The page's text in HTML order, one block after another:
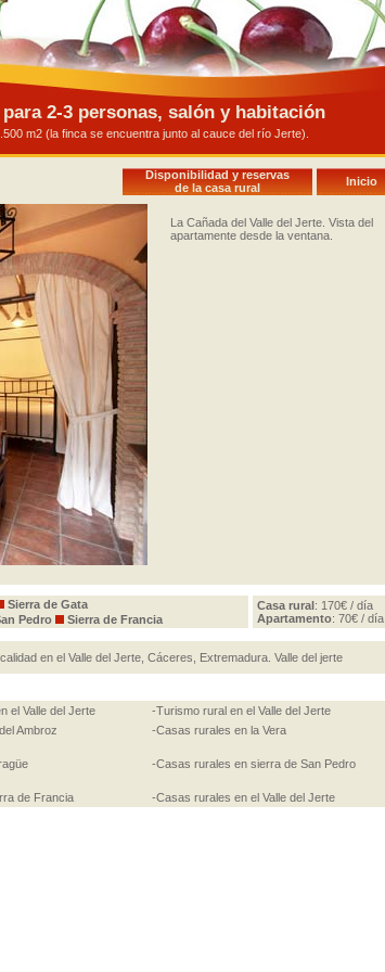
2-3 personas, salón y habitación
m2 (la finca se encuentra junto al cauce del río Jerte).
Disponibilidad y reservas
de la casa rural
Inicio
La Cañada del Valle del Jerte. Vista del
apartamente desde la ventana.
Sierra de Gata
Pedro Sierra de Francia
Casa rural: 170€ / día
Apartamento: 70€ / día
en el Valle del Jerte, Cáceres, Extremadura. Valle del jerte
el Valle del Jerte
-Turismo rural en el Valle del Jerte
Ambroz -Casas rurales en la Vera
-Casas rurales en sierra de San Pedro
de Francia -Casas rurales en el Valle del Jerte